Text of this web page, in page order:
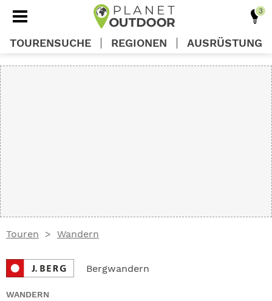
Touren Wandern
Bergwandern
WANDERN
TOURENSUCHE REGIONEN AUSRÜSTUNG
ABO